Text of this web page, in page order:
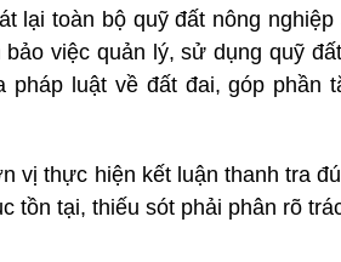
lại toàn bộ quỹ đất nông
việc quản lý, sử dụng quỹ
luật về đất đai, góp phần
vị thực hiện kết luận thanh tra
tồn tại, thiếu sót phải phân rõ